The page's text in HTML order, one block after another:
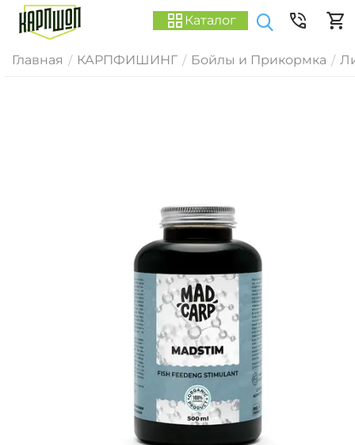
Каталог
Главная / КАРПФИШИНГ / Бойлы и Прикормка /